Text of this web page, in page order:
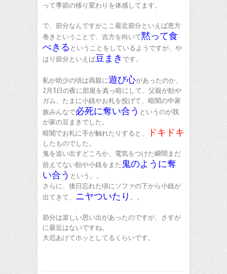
って季節の移り変わりを体感してます。
で、節分なんですがここ最近節分といえば恵方
巻きということで、吉方を向いて黙って食
べきる ということをしているようですが、や
はり節分といえば豆まき です。
私が幼少の頃は両親に遊び心があったのか、
2月3日の夜に部屋を真っ暗にして、父親が飴や
ガム、たまに小銭やお札を投げて、暗闇の中家
族みんなで必死に奪い合う というのが我
が家の豆まきでした。
暗闇でお札に手が触れたりすると、
ドキドキ
したものでした。
鬼を追い出すどころか、電気をつけた瞬間まだ
拾えてない飴や小銭をまた 鬼のように奪
い合う という。。
さらに、後日忘れた頃にソファの下から小銭が
出てきて、 ニヤついたり 。。
節分は楽しい思い出があったのですが、さすが
に最近はないですね。
大厄あけてホッとしてるくらいです。